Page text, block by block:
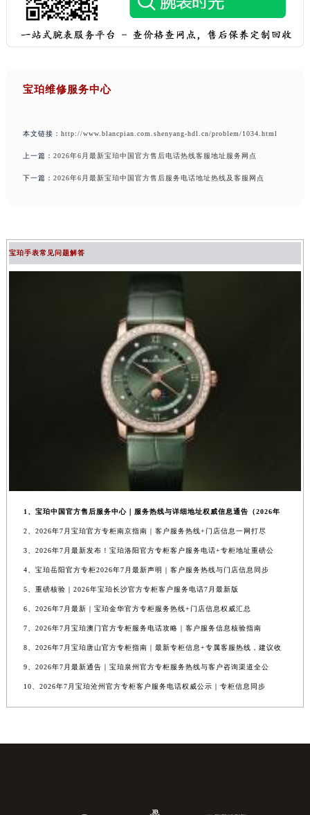
宝珀维修服务中心
本文链接： http://www.blancpian.com.shenyang-hdl.cn/problem/1034.html
上一篇： 2026年6月最新宝珀中国官方售后电话热线客服地址服务网点
下一篇： 2026年6月最新宝珀中国官方售后服务电话地址热线及客服网点
宝珀手表常见问题解答
1、宝珀中国官方售后服务中心｜服务热线与详细地址权威信息通告（2026年
2、2026年7月宝珀官方专柜南京指南｜客户服务热线+门店信息一网打尽
3、2026年7月最新发布！宝珀洛阳官方专柜客户服务电话+专柜地址重磅公
4、宝珀岳阳官方专柜2026年7月最新声明｜客户服务热线与门店信息同步
5、重磅核验｜2026年宝珀长沙官方专柜客户服务电话7月最新版
6、2026年7月最新｜宝珀金华官方专柜服务热线+门店信息权威汇总
7、2026年7月宝珀澳门官方专柜服务电话攻略｜客户服务信息核验指南
8、2026年7月宝珀唐山官方专柜指南｜最新专柜信息+专属客服热线，建议收
9、2026年7月最新通告｜宝珀泉州官方专柜服务热线与客户咨询渠道全公
10、2026年7月宝珀沧州官方专柜客户服务电话权威公示｜专柜信息同步